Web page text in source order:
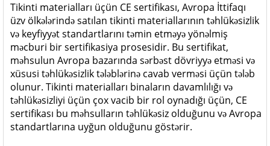
Tikinti materialları üçün CE sertifikası, Avropa İttifaqı
üzv ölkələrində satılan tikinti materiallarının təhlükəsizlik
və keyfiyyət standartlarını təmin etməyə yönəlmiş
məcburi bir sertifikasiya prosesidir. Bu sertifikat,
məhsulun Avropa bazarında sərbəst dövriyyə etməsi və
xüsusi təhlükəsizlik tələblərinə cavab verməsi üçün tələb
olunur. Tikinti materialları binaların davamlılığı və
təhlükəsizliyi üçün çox vacib bir rol oynadığı üçün, CE
sertifikası bu məhsulların təhlükəsiz olduğunu və Avropa
standartlarına uyğun olduğunu göstərir.